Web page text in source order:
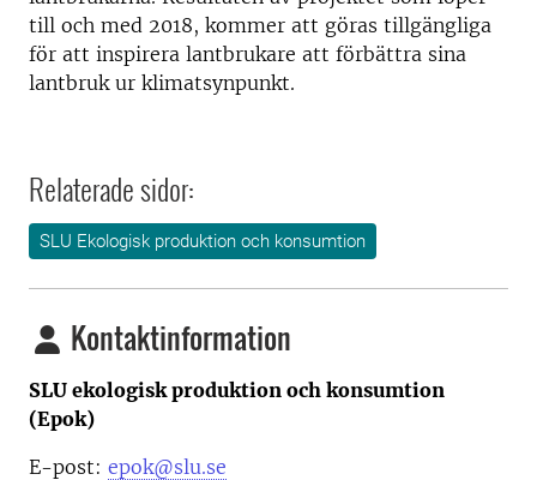
till och med 2018, kommer att göras tillgängliga
för att inspirera lantbrukare att förbättra sina
lantbruk ur klimatsynpunkt.
Relaterade sidor:
SLU Ekologisk produktion och konsumtion
Kontaktinformation
SLU ekologisk produktion och konsumtion
(Epok)
E-post: epok@slu.se